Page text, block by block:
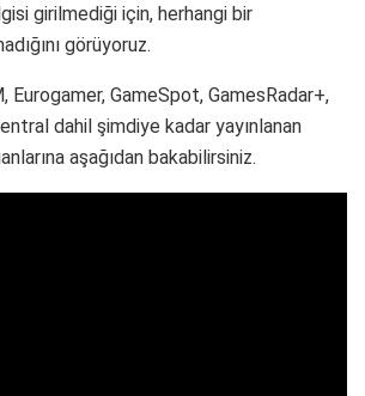
girilmediği için, herhangi bir
görüyoruz.
Eurogamer, GameSpot, GamesRadar+,
dahil şimdiye kadar yayınlanan
aşağıdan bakabilirsiniz.